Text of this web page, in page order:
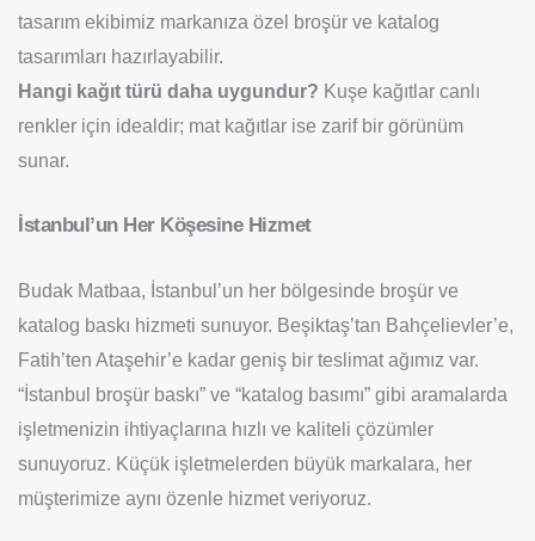
tasarım ekibimiz markanıza özel broşür ve katalog
tasarımları hazırlayabilir.
Hangi kağıt türü daha uygundur? Kuşe kağıtlar canlı
renkler için idealdir; mat kağıtlar ise zarif bir görünüm
sunar.
İstanbul’un Her Köşesine Hizmet
Budak Matbaa, İstanbul’un her bölgesinde broşür ve
katalog baskı hizmeti sunuyor. Beşiktaş’tan Bahçelievler’e,
Fatih’ten Ataşehir’e kadar geniş bir teslimat ağımız var.
“İstanbul broşür baskı” ve “katalog basımı” gibi aramalarda
işletmenizin ihtiyaçlarına hızlı ve kaliteli çözümler
sunuyoruz. Küçük işletmelerden büyük markalara, her
müşterimize aynı özenle hizmet veriyoruz.